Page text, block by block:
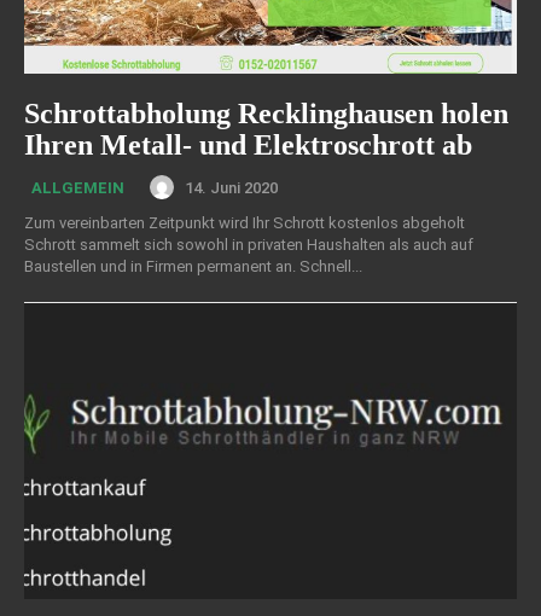
Schrottabholung Recklinghausen holen
Ihren Metall- und Elektroschrott ab
ALLGEMEIN
14. Juni 2020
Zum vereinbarten Zeitpunkt wird Ihr Schrott kostenlos abgeholt
Schrott sammelt sich sowohl in privaten Haushalten als auch auf
Baustellen und in Firmen permanent an. Schnell...